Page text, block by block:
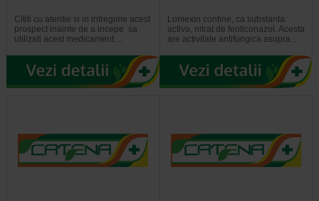
Cititi cu atentie si in intregime acest
prospect inainte de a incepe sa
utilizati acest medicament…
Lomexin contine, ca substanta
activa, nitrat de fenticonazol. Acesta
are activitate antifungica asupra…